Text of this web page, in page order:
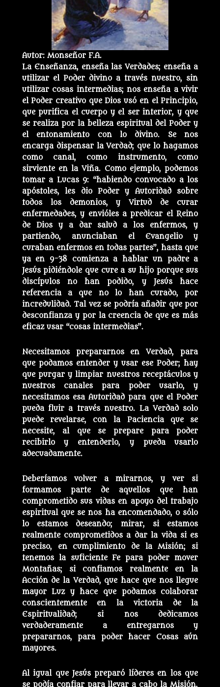
Autor: Monseñor F.A.
La Enseñanza, enseña las Verdades; enseña a
utilizar el Poder divino a través nuestro, sin
utilizar cosas intermedias; nos enseña a vivir
el Poder creativo que Dios usó en el Principio,
que purifica el cuerpo y el ser interior, y que
se realiza por la belleza espiritual del Poder y
el entonamiento con lo divino. Se nos
encarga dispensar la Verdad; que lo hagamos
como canal, como instrumento, como
sirviente en la Viña. Como ejemplo, podemos
tomar a Lucas 9: “habiendo convocado a los
apóstoles, les dio Poder y Autoridad sobre
todos los demonios, y Virtud de curar
enfermedades, y envióles a predicar el Reino
de Dios y a dar salud a los enfermos, y
partiendo, anunciaban el Evangelio y
curaban enfermos en todas partes”, hasta que
ya en 9-38 comienza a hablar un padre a
Jesús pidiéndole que cure a su hijo porque sus
discípulos no han podido, y Jesús hace
referencia a que no lo han curado, por
incredulidad. Tal vez se podría añadir que por
desconfianza y por la creencia de que es más
eficaz usar “cosas intermedias”.
Necesitamos prepararnos en Verdad, para
que podamos entender y usar ese Poder; hay
que purgar y limpiar nuestros receptáculos y
nuestros canales para poder usarlo, y
necesitamos esa Autoridad para que el Poder
pueda fluir a través nuestro. La Verdad solo
puede revelarse, con la Paciencia que se
necesite, al que se prepare para poder
recibirlo y entenderlo, y pueda usarlo
adecuadamente.
Deberíamos volver a mirarnos, y ver si
formamos parte de aquellos que han
comprometido sus vidas en apoyo del trabajo
espiritual que se nos ha encomendado, o sólo
lo estamos deseando; mirar, si estamos
realmente comprometidos a dar la vida si es
preciso, en cumplimiento de la Misión; si
tenemos la suficiente Fe para poder mover
Montañas; si confiamos realmente en la
Acción de la Verdad, que hace que nos llegue
mayor Luz y hace que podamos colaborar
conscientemente en la victoria de la
Espiritualidad; si nos dedicamos
verdaderamente a entregarnos y
prepararnos, para poder hacer Cosas aún
mayores.
Al igual que Jesús preparó líderes en los que
se podía confiar para llevar a cabo la Misión,